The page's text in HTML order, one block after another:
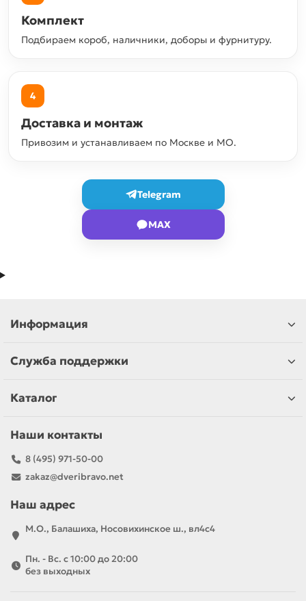
Комплект
Подбираем короб, наличники, доборы и фурнитуру.
4
Доставка и монтаж
Привозим и устанавливаем по Москве и МО.
Telegram
MAX
Информация
Служба поддержки
Каталог
Наши контакты
8 (495) 971-50-00
zakaz@dveribravo.net
Наш адрес
М.О., Балашиха, Носовихинское ш., вл4с4
Пн. - Вс. с 10:00 до 20:00
без выходных